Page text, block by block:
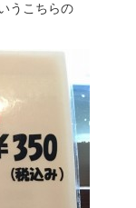
うこちらの